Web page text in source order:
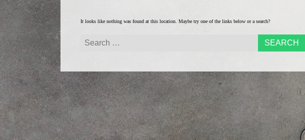
It looks like nothing was found at this location. Maybe try one of the links below or a search?